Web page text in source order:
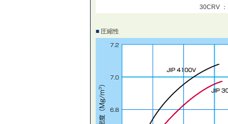
30CRV
■ 圧縮性